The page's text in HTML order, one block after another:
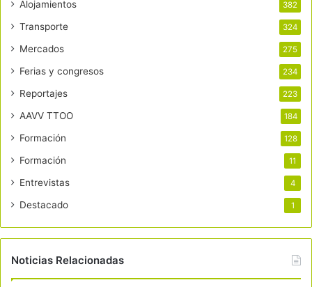
Alojamientos 382
Transporte 324
Mercados 275
Ferias y congresos 234
Reportajes 223
AAVV TTOO 184
Formación 128
Formación 11
Entrevistas 4
Destacado 1
Noticias Relacionadas